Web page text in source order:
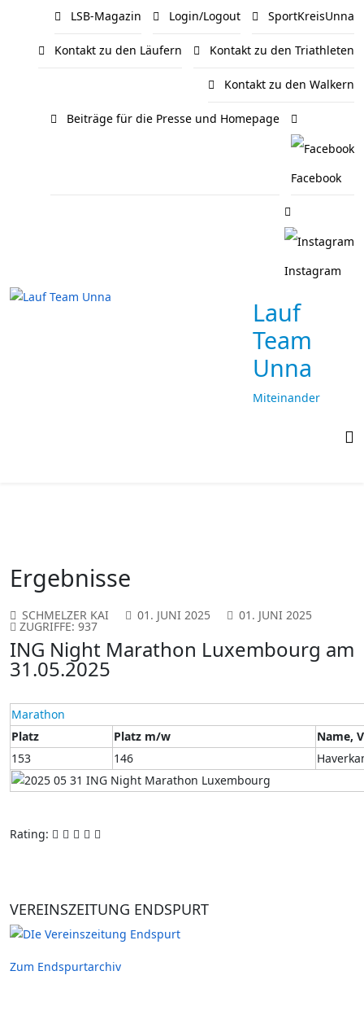
LSB-Magazin Login/Logout SportKreisUnna
Kontakt zu den Läufern Kontakt zu den Triathleten
Kontakt zu den Walkern
Beiträge für die Presse und Homepage
Facebook
Instagram
Lauf
Team
Unna
Miteinander
Ergebnisse
SCHMELZER KAI 01. JUNI 2025 01. JUNI 2025
ZUGRIFFE: 937
ING Night Marathon Luxembourg am
31.05.2025
Marathon
Platz
Platz m/w
Name,
153
146
Rating:
VEREINSZEITUNG ENDSPURT
Zum Endspurtarchiv